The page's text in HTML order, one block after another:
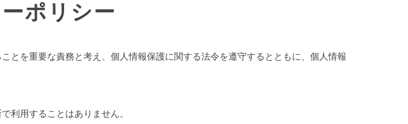
ポリシー
とを重要な責務と考え、個人情報保護に関する法令を遵守するとともに、個人情報
利用することはありません。